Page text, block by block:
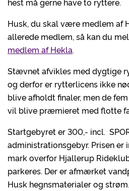
Husk, du skal være medlem af
allerede medlem, så kan du
medlem af Hekla.
Stævnet afvikles med dygtige
og derfor er rytterlicens ikke
blive afholdt finaler, men de
vil blive præmieret med flotte
Startgebyret er 300,- incl.
administrationsgebyr. Prisen er
mark overfor Hjallerup
parkeres. Der er afmærket
Husk hegnsmaterialer og